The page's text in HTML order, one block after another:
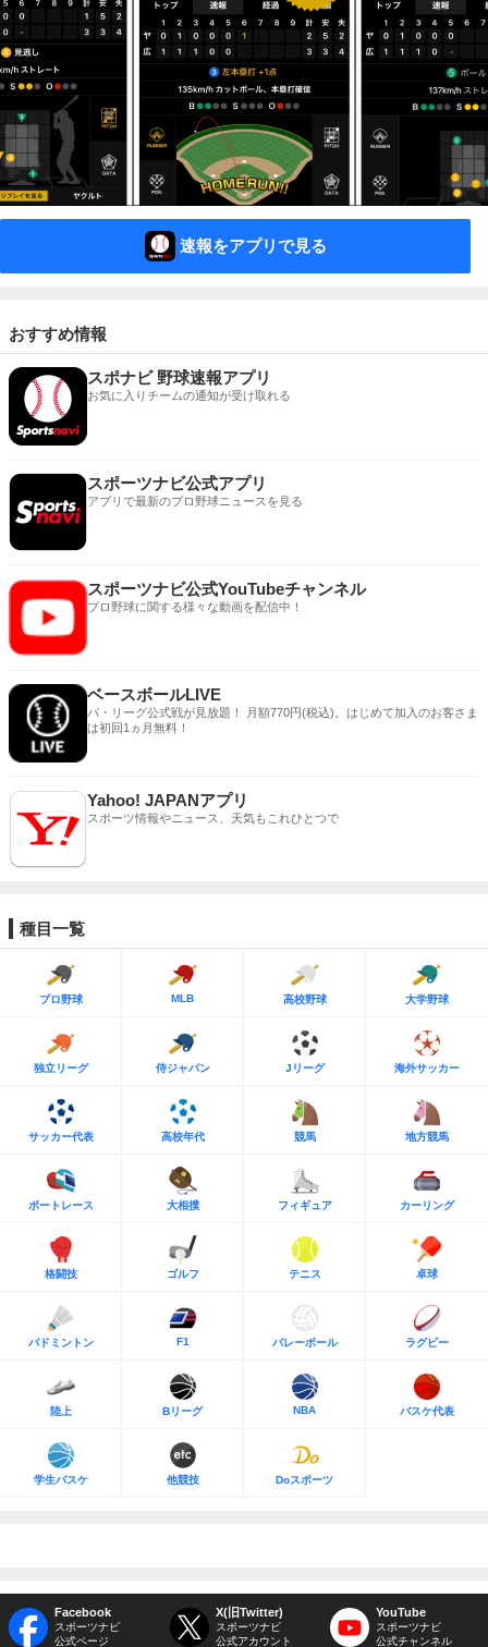
速報をアプリで見る
おすすめ情報
スポナビ 野球速報アプリ
お気に入りチームの通知が受け取れる
スポーツナビ公式アプリ
アプリで最新のプロ野球ニュースを見る
スポーツナビ公式YouTubeチャンネル
プロ野球に関する様々な動画を配信中！
ベースボールLIVE
パ・リーグ公式戦が見放題！ 月額770円(税込)。はじめて加入のお客さま
は初回1ヵ月無料！
Yahoo! JAPANアプリ
スポーツ情報やニュース、天気もこれひとつで
種目一覧
プロ野球 MLB 高校野球 大学野球
独立リーグ 侍ジャパン Jリーグ 海外サッカー
サッカー代表 高校年代 競馬 地方競馬
ボートレース 大相撲 フィギュア カーリング
格闘技 ゴルフ テニス 卓球
バドミントン F1 バレーボール ラグビー
陸上 Bリーグ NBA バスケ代表
学生バスケ 他競技 Doスポーツ
Facebook
スポーツナビ
公式ページ
X(旧Twitter)
スポーツナビ
公式アカウント
YouTube
スポーツナビ
公式チャンネル